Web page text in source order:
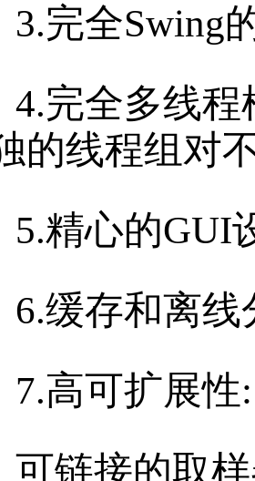
3.完全Swing
4.完全多线
的线程组对
5.精心的GUI
6.缓存和离
7.高可扩展性:
可链接的取